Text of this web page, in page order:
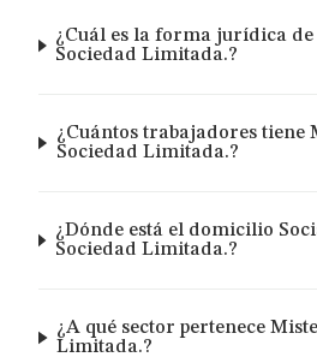
¿Cuál es la forma jurídica
Sociedad Limitada.?
¿Cuántos trabajadores tiene
Sociedad Limitada.?
¿Dónde está el domicilio
Sociedad Limitada.?
¿A qué sector pertenece
Limitada.?